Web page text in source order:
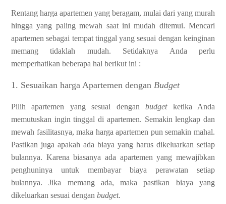
Rentang harga apartemen yang beragam, mulai dari yang murah
hingga yang paling mewah saat ini mudah ditemui. Mencari
apartemen sebagai tempat tinggal yang sesuai dengan keinginan
memang tidaklah mudah. Setidaknya Anda perlu
memperhatikan beberapa hal berikut ini :
1. Sesuaikan harga Apartemen dengan Budget
Pilih apartemen yang sesuai denganbudgetketika Anda
memutuskan ingin tinggal di apartemen. Semakin lengkap dan
mewah fasilitasnya, maka harga apartemen pun semakin mahal.
Pastikan juga apakah ada biaya yang harus dikeluarkan setiap
bulannya. Karena biasanya ada apartemen yang mewajibkan
penghuninya untuk membayar biaya perawatan setiap
bulannya. Jika memang ada, maka pastikan biaya yang
dikeluarkan sesuai dengan budget.